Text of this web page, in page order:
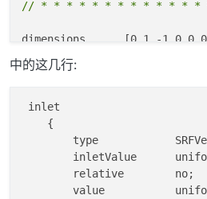
dimensions      [0 1 -1 0 0
internalField   uniform (0 0
boundaryField
    inlet
type
inletValue
中的这几行:
inlet
    {
type
inletValue
        relative        no;
value